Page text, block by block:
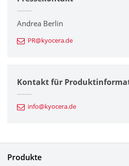
Drucker / Multifunktionsgeräte
Feinkeramik-Komponenten
Automotive Komponenten
Elektronische Komponenten &
Andrea Berlin
PR@kyocera.de
Kontakt für
info@kyocera.de
Produkte